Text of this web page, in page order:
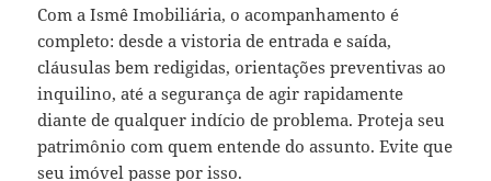
Com a Ismê Imobiliária, o acompanhamento é
completo: desde a vistoria de entrada e saída,
cláusulas bem redigidas, orientações preventivas ao
inquilino, até a segurança de agir rapidamente
diante de qualquer indício de problema. Proteja seu
patrimônio com quem entende do assunto. Evite que
seu imóvel passe por isso.